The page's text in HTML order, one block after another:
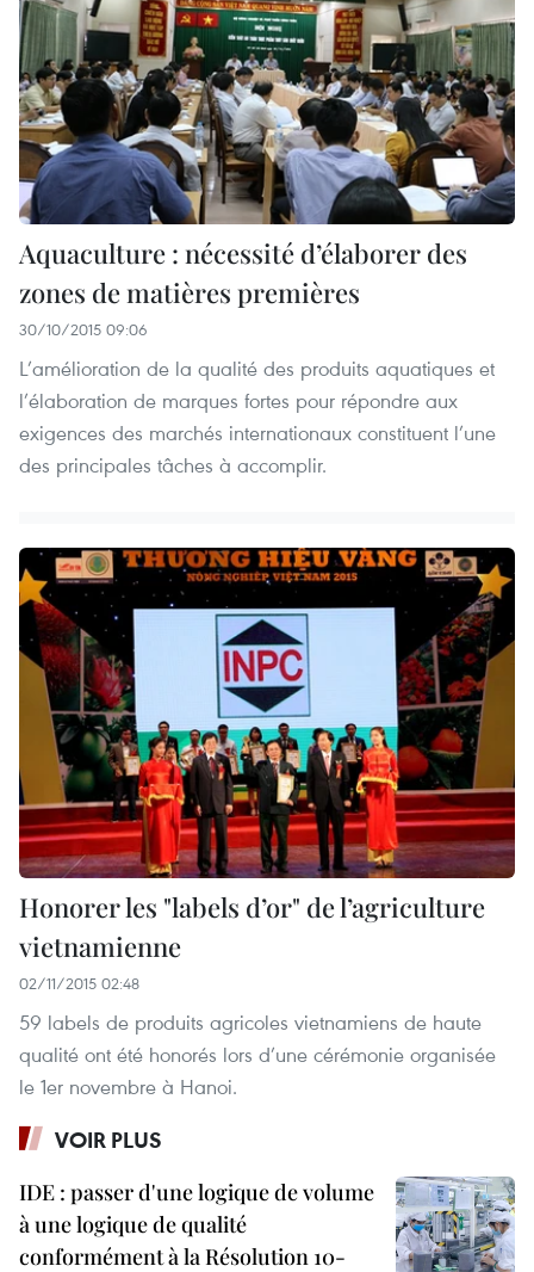
Aquaculture : nécessité d’élaborer des
zones de matières premières
30/10/2015 09:06
L’amélioration de la qualité des produits aquatiques et
l’élaboration de marques fortes pour répondre aux
exigences des marchés internationaux constituent l’une
des principales tâches à accomplir.
Honorer les "labels d’or" de l’agriculture
vietnamienne
02/11/2015 02:48
59 labels de produits agricoles vietnamiens de haute
qualité ont été honorés lors d’une cérémonie organisée
le 1er novembre à Hanoi.
VOIR PLUS
IDE : passer d'une logique de volume
à une logique de qualité
conformément à la Résolution 10-